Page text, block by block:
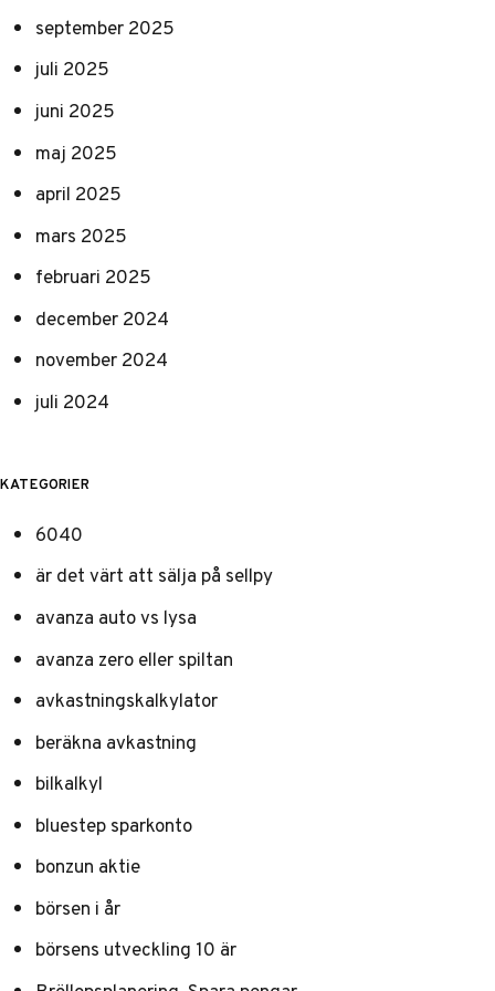
september 2025
juli 2025
juni 2025
maj 2025
april 2025
mars 2025
februari 2025
december 2024
november 2024
juli 2024
KATEGORIER
6040
är det värt att sälja på sellpy
avanza auto vs lysa
avanza zero eller spiltan
avkastningskalkylator
beräkna avkastning
bilkalkyl
bluestep sparkonto
bonzun aktie
börsen i år
börsens utveckling 10 är